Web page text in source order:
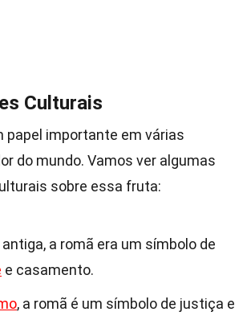
Culturais
papel importante em várias
do mundo. Vamos ver algumas
sobre essa fruta:
a romã era um símbolo de
e casamento.
, a romã é um símbolo de justiça e